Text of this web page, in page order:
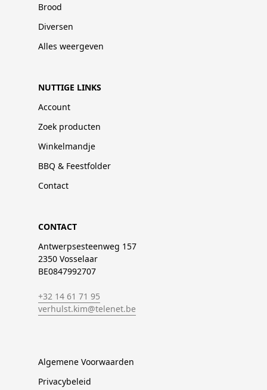
Brood
Diversen
Alles weergeven
NUTTIGE LINKS
Account
Zoek producten
Winkelmandje
BBQ & Feestfolder
Contact
CONTACT
Antwerpsesteenweg 157
2350 Vosselaar
BE0847992707
+32 14 61 71 95
verhulst.kim@telenet.be
Algemene Voorwaarden
Privacybeleid